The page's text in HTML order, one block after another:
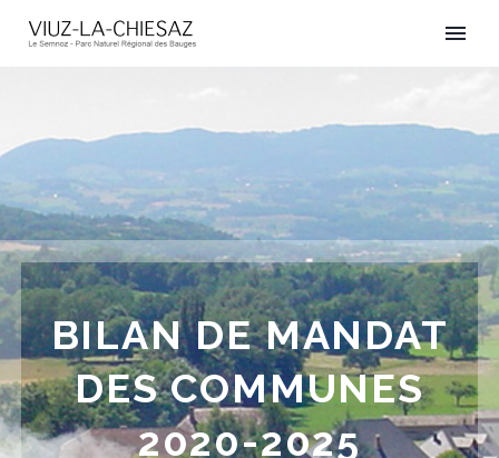
BILAN DE MANDAT
DES COMMUNES
2020-2025